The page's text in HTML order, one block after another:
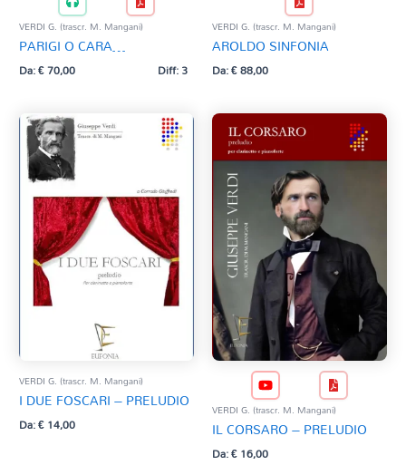
VERDI G. (trascr. M. Mangani)
PARIGI O CARA…
Da:€70,00 Diff: 3
VERDI G. (trascr. M. Mangani)
AROLDO SINFONIA
Da:€88,00
VERDI G. (trascr. M. Mangani)
I DUE FOSCARI – PRELUDIO
Da:€14,00
VERDI G. (trascr. M. Mangani)
IL CORSARO – PRELUDIO
Da:€16,00